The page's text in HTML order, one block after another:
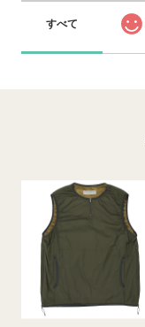
すべて